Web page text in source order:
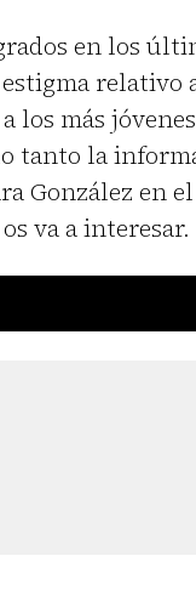
en los
relativo
los más
tanto la
González en
va a